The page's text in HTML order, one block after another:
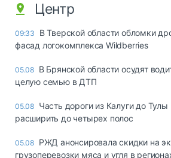
Центр
09:33
В Тверской области обломки
фасад логокомплекса Wildberries
05.08 В Брянской области осудят
целую семью в ДТП
05.08 Часть дороги из Калуги до
расширить до четырех полос
05.08 РЖД анонсировала скидки на
грузоперевозки мяса и угля в